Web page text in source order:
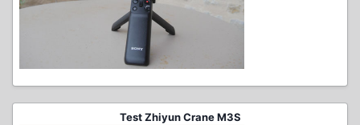
Test Zhiyun Crane M3S